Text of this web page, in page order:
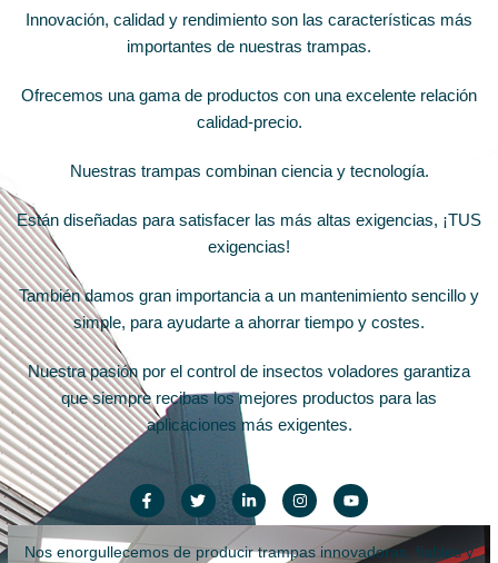
Innovación, calidad y rendimiento son las características más
importantes de nuestras trampas.
Ofrecemos una gama de productos con una excelente relación
calidad-precio.
Nuestras trampas combinan ciencia y tecnología.
Están diseñadas para satisfacer las más altas exigencias, ¡TUS
exigencias!
También damos gran importancia a un mantenimiento sencillo y
simple, para ayudarte a ahorrar tiempo y costes.
Nuestra pasión por el control de insectos voladores garantiza
que siempre recibas los mejores productos para las
aplicaciones más exigentes.
Nos enorgullecemos de producir trampas innovadoras, fiables y